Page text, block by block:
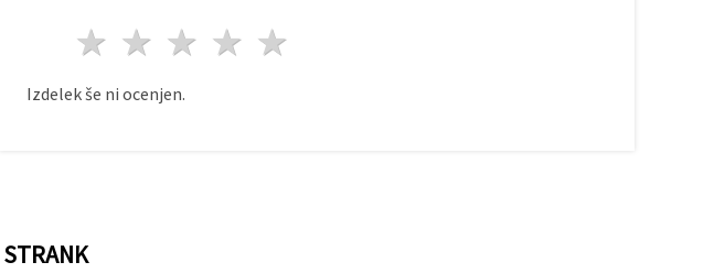
4 zvezde
3 zvezde
2 zvezde
1 zvezda
Izdelek še ni ocenjen.